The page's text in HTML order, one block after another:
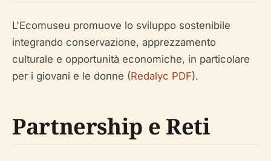
L'Ecomuseu promuove lo sviluppo sostenibile
integrando conservazione, apprezzamento
culturale e opportunità economiche, in particolare
per i giovani e le donne (Redalyc PDF).
Partnership e Reti